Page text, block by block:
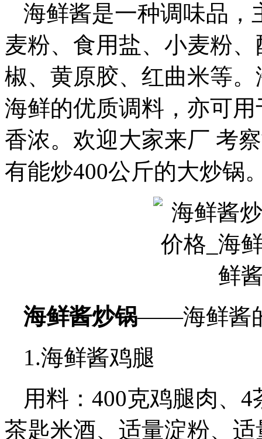
海鲜酱是一种调味品，
麦粉、食用盐、小麦粉
椒、黄原胶、红曲米等
海鲜的优质调料，亦可
香浓。欢迎大家来厂 考察
有能炒400公斤的大炒锅
海鲜酱炒锅——海鲜酱
1.海鲜酱鸡腿
用料：400克鸡腿肉、
茶匙米酒、适量淀粉、适